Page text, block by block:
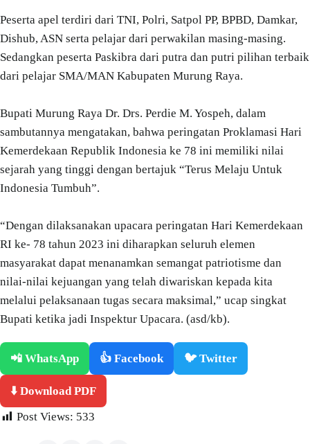
Peserta apel terdiri dari TNI, Polri, Satpol PP, BPBD, Damkar,
Dishub, ASN serta pelajar dari perwakilan masing-masing.
Sedangkan peserta Paskibra dari putra dan putri pilihan terbaik
dari pelajar SMA/MAN Kabupaten Murung Raya.
Bupati Murung Raya Dr. Drs. Perdie M. Yospeh, dalam
sambutannya mengatakan, bahwa peringatan Proklamasi Hari
Kemerdekaan Republik Indonesia ke 78 ini memiliki nilai
sejarah yang tinggi dengan bertajuk “Terus Melaju Untuk
Indonesia Tumbuh”.
“Dengan dilaksanakan upacara peringatan Hari Kemerdekaan
RI ke- 78 tahun 2023 ini diharapkan seluruh elemen
masyarakat dapat menanamkan semangat patriotisme dan
nilai-nilai kejuangan yang telah diwariskan kepada kita
melalui pelaksanaan tugas secara maksimal,” ucap singkat
Bupati ketika jadi Inspektur Upacara. (asd/kb).
📲 WhatsApp 👍 Facebook 🐦 Twitter
⬇️ Download PDF
Post Views: 533